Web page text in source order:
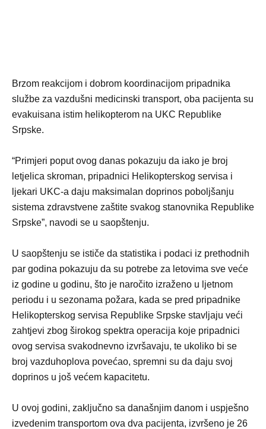
Brzom reakcijom i dobrom koordinacijom pripadnika
službe za vazdušni medicinski transport, oba pacijenta su
evakuisana istim helikopterom na UKC Republike
Srpske.
“Primjeri poput ovog danas pokazuju da iako je broj
letjelica skroman, pripadnici Helikopterskog servisa i
ljekari UKC-a daju maksimalan doprinos poboljšanju
sistema zdravstvene zaštite svakog stanovnika Republike
Srpske”, navodi se u saopštenju.
U saopštenju se ističe da statistika i podaci iz prethodnih
par godina pokazuju da su potrebe za letovima sve veće
iz godine u godinu, što je naročito izraženo u ljetnom
periodu i u sezonama požara, kada se pred pripadnike
Helikopterskog servisa Republike Srpske stavljaju veći
zahtjevi zbog širokog spektra operacija koje pripadnici
ovog servisa svakodnevno izvršavaju, te ukoliko bi se
broj vazduhoplova povećao, spremni su da daju svoj
doprinos u još većem kapacitetu.
U ovoj godini, zaključno sa današnjim danom i uspješno
izvedenim transportom ova dva pacijenta, izvršeno je 26